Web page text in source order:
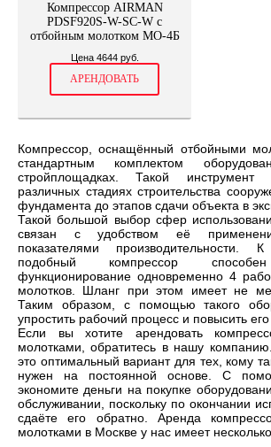
Компрессор AIRMAN
PDSF920S-W-SC-W с
отбойным молотком МО-4Б
Цена 4644 руб.
АРЕНДОВАТЬ
Компрессор, оснащённый отбойными
стандартным комплектом
стройплощадках. Такой инструмент
различных стадиях строительства
фундамента до этапов сдачи объекта в
Такой большой выбор сфер
связан с удобством её
показателями
подобный компрессор способен
функционирование одновременно 4
молотков. Шланг при этом имеет не
Таким образом, с помощью такого
упростить рабочий процесс и повысить его
Если вы хотите арендовать
молотками, обратитесь в нашу
это оптимальный вариант для тех, кому
нужен на постоянной основе. С
экономите деньги на покупке
обслуживании, поскольку по окончании
сдаёте его обратно. Аренда
молотками в Москве у нас имеет